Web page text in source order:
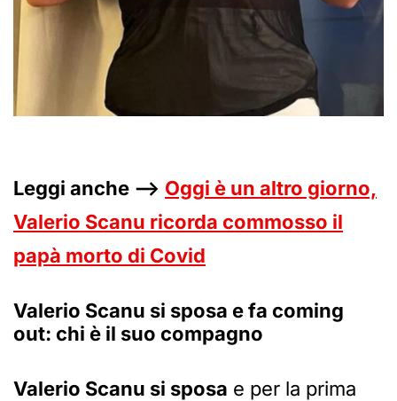
Leggi anche –> Oggi è un altro giorno,
Valerio Scanu ricorda commosso il
papà morto di Covid
Valerio Scanu si sposa e fa coming
out: chi è il suo compagno
Valerio Scanu si sposa e per la prima